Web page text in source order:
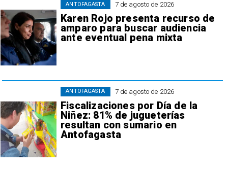
7 de agosto de 2026
Karen Rojo presenta recurso de
amparo para buscar audiencia
ante eventual pena mixta
ANTOFAGASTA
7 de agosto de 2026
Fiscalizaciones por Día de la
Niñez: 81% de jugueterías
resultan con sumario en
Antofagasta
ANTOFAGASTA